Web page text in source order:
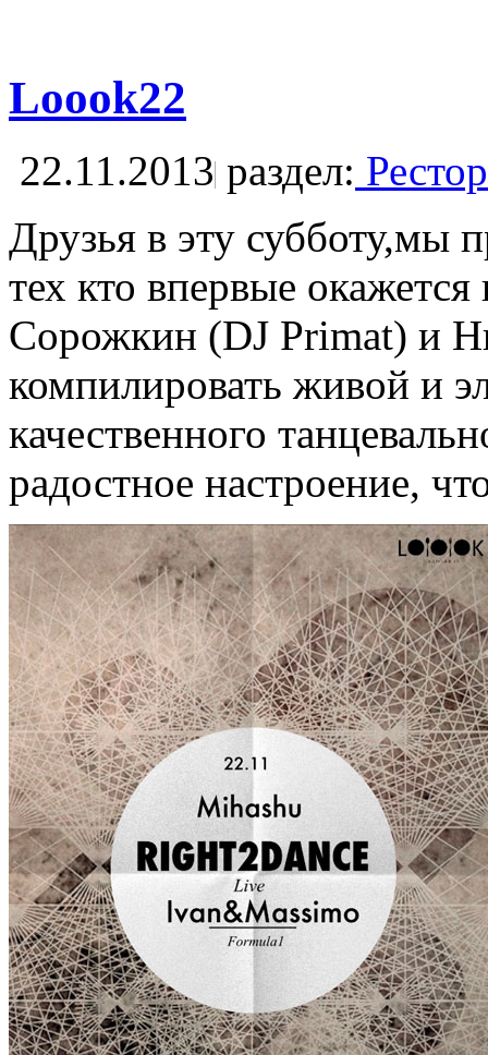
Loook22
22.11.2013 раздел:
Друзья в эту субботу,мы
тех кто впервые
Сорожкин (DJ Primat) и
компилировать живой и
качественного
радостное настроение,